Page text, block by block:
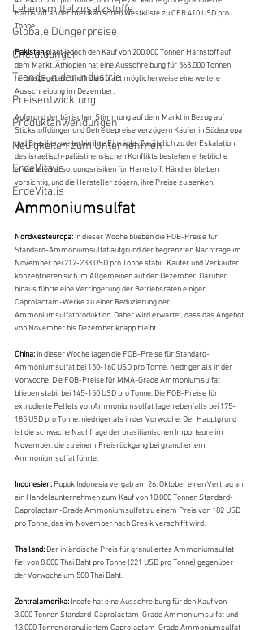
Lebensmittelzusatzstoffe
Globale Düngerpreise
Chelatdünger
Trends in der Industrie
Preisentwicklung
Produktanwendungen
Neuigkeiten zum Unternehmen
ErdeVitalis
ErdeVitalis
Harnstoff an der mexikanischen Westküste zu CFR 410 USD pro
Tonne.
Pakistan plant jedoch den Kauf von 200.000 Tonnen Harnstoff auf
dem Markt, Äthiopien hat eine Ausschreibung für 563.000 Tonnen
herausgegeben, und Indien plant möglicherweise eine weitere
Ausschreibung im Dezember.
Aufgrund der bärischen Stimmung auf dem Markt in Bezug auf
Stickstoffdünger und Getreidepreise verzögern Käufer in Südeuropa
und Brasilien weiterhin ihre Einkäufe. Zusätzlich zu der Eskalation
des israelisch-palästinensischen Konflikts bestehen erhebliche
erwartete Versorgungsrisiken für Harnstoff. Händler bleiben
vorsichtig, und die Hersteller zögern, ihre Preise zu senken.
Ammoniumsulfat
Nordwesteuropa: In dieser Woche blieben die FOB-Preise für
Standard-Ammoniumsulfat aufgrund der begrenzten Nachfrage im
November bei 212-233 USD pro Tonne stabil. Käufer und Verkäufer
konzentrieren sich im Allgemeinen auf den Dezember. Darüber
hinaus führte eine Verringerung der Betriebsraten einiger
Caprolactam-Werke zu einer Reduzierung der
Ammoniumsulfatproduktion. Daher wird erwartet, dass das Angebot
von November bis Dezember knapp bleibt.
China: In dieser Woche lagen die FOB-Preise für Standard-
Ammoniumsulfat bei 150-160 USD pro Tonne, niedriger als in der
Vorwoche. Die FOB-Preise für MMA-Grade Ammoniumsulfat
blieben stabil bei 145-150 USD pro Tonne. Die FOB-Preise für
extrudierte Pellets von Ammoniumsulfat lagen ebenfalls bei 175-
185 USD pro Tonne, niedriger als in der Vorwoche. Der Hauptgrund
ist die schwache Nachfrage der brasilianischen Importeure im
November, die zu einem Preisrückgang bei granuliertem
Ammoniumsulfat führte.
Indonesien: Pupuk Indonesia vergab am 26. Oktober einen Vertrag an
ein Handelsunternehmen zum Kauf von 10.000 Tonnen Standard-
Caprolactam-Grade Ammoniumsulfat zu einem Preis von 182 USD
pro Tonne, das im November nach Gresik verschifft wird.
Thailand: Der inländische Preis für granuliertes Ammoniumsulfat
fiel von 8.000 Thai Baht pro Tonne (221 USD pro Tonne) gegenüber
der Vorwoche um 500 Thai Baht.
Zentralamerika: Incofe hat eine Ausschreibung für den Kauf von
3.000 Tonnen Standard-Caprolactam-Grade Ammoniumsulfat und